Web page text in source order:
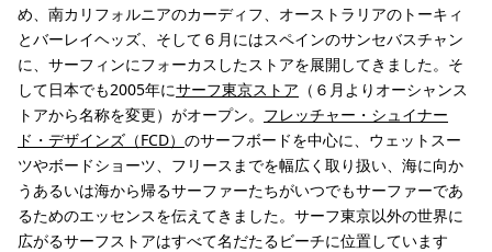
め、南カリフォルニアのカーディフ、オーストラリアのトーキィ
とバーレイヘッズ、そして６月にはスペインのサンセバスチャン
に、サーフィンにフォーカスしたストアを展開してきました。そ
して日本でも2005年にサーフ東京ストア （６月よりオーシャンス
トアから名称を変更）がオープン。 フレッチャー・シュイナー
ド・デザインズ（FCD） のサーフボードを中心に、ウェットスー
ツやボードショーツ、フリースまでを幅広く取り扱い、海に向か
うあるいは海から帰るサーファーたちがいつでもサーファーであ
るためのエッセンスを伝えてきました。サーフ東京以外の世界に
広がるサーフストアはすべて名だたるビーチに位置しています